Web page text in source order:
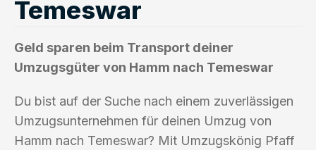
Temeswar
Geld sparen beim Transport deiner
Umzugsgüter von Hamm nach Temeswar
Du bist auf der Suche nach einem zuverlässigen
Umzugsunternehmen für deinen Umzug von
Hamm nach Temeswar? Mit Umzugskönig Pfaff